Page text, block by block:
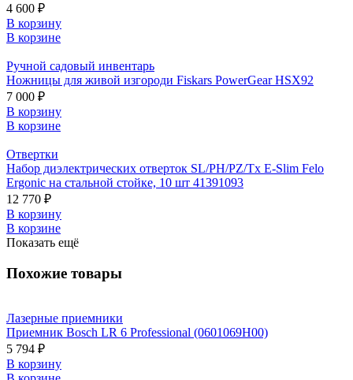
4 600 ₽
В корзину
В корзине
Ручной садовый инвентарь
Ножницы для живой изгороди Fiskars PowerGear HSX92
7 000 ₽
В корзину
В корзине
Отвертки
Набор диэлектрических отверток SL/PH/PZ/Tx E-Slim Felo
Ergonic на стальной стойке, 10 шт 41391093
12 770 ₽
В корзину
В корзине
Показать ещё
Похожие товары
Лазерные приемники
Приемник Bosch LR 6 Professional (0601069H00)
5 794 ₽
В корзину